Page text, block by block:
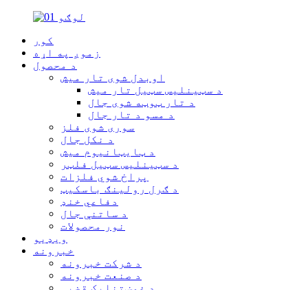
کور
زموږ په اړه
د محصول
اوبدل شوی تار میش
د سټینلیس سټیل تار میش
د تار ټوټه شوی جال
د مسو د تار جال
سوری شوی فلز
د نکل جال
د ټایټانیوم میش
د سټینلیس سټیل فلټر
پراخ شوي فلزات
د ګرل رولینګ باسکیټ
دفاعي خنډ
د ساتنې جال
نور محصولات
ویډیو
خبرونه
د شرکت خبرونه
د صنعت خبرونه
د غوښتنلیک قضیې